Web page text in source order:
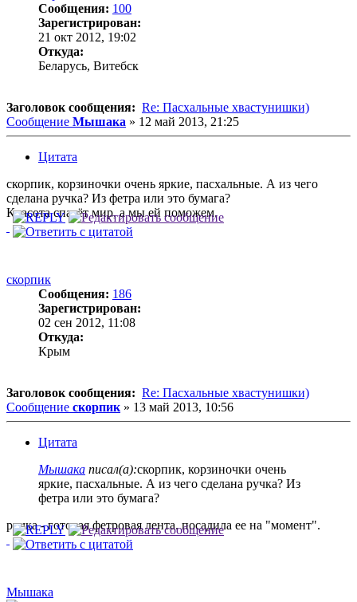
Сообщения: 100
Зарегистрирован:
21 окт 2012, 19:02
Откуда:
Беларусь, Витебск
Заголовок сообщения: Re: Пасхальные хвастунишки)
Сообщение Мышака » 12 май 2013, 21:25
Цитата
скорпик, корзиночки очень яркие, пасхальные. А из чего
сделана ручка? Из фетра или это бумага?
Красота спасёт мир, а мы ей поможем.
скорпик
Сообщения: 186
Зарегистрирован:
02 сен 2012, 11:08
Откуда:
Крым
Заголовок сообщения: Re: Пасхальные хвастунишки)
Сообщение скорпик » 13 май 2013, 10:56
Цитата
Мышака писал(а):скорпик, корзиночки очень
яркие, пасхальные. А из чего сделана ручка? Из
фетра или это бумага?
ручка - готовая фетровая лента. посадила ее на "момент".
Мышака